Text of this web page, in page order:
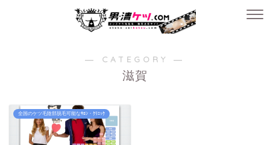
― CATEGORY ―
滋賀
全国のケツ毛陰部脱毛可能なｻﾛﾝ・ｸﾘﾆｯｸ